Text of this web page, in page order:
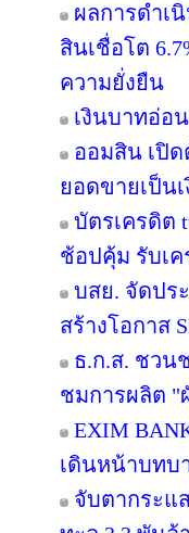
ผลการดำเ
สินเชื่อโต
ความยั่งยืน
เงินบาทอ่อ
ออมสิน เปิด
ยอดขายเป็น
บัตรเครดิต
ช้อปคุ้ม รับเค
บสย. จัดปร
สร้างโอกาส
ธ.ก.ส. ชวน
ชมการผลิต "
EXIM
เดินหน้าบทบ
จับตากระแ